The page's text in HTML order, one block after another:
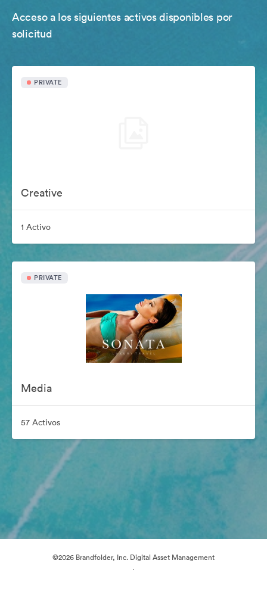
Acceso a los siguientes activos disponibles por
solicitud
PRIVATE
Creative
1 Activo
PRIVATE
Media
57 Activos
©2026 Brandfolder, Inc. Digital Asset Management
·